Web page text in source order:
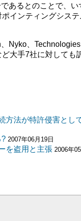
あるとのことで、い
インティングシス
Nyko、
大手7社に対しても
方法が特許侵害とし
? 2007年06月19日
を盗用と主張 2006年